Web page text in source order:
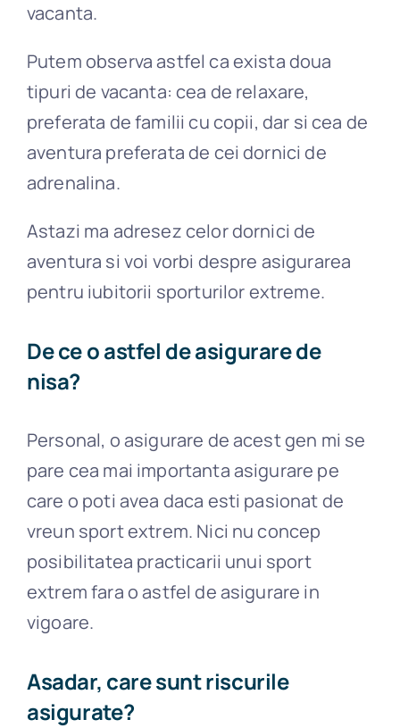
vacanta.
Putem observa astfel ca exista doua
tipuri de vacanta: cea de relaxare,
preferata de familii cu copii, dar si cea de
aventura preferata de cei dornici de
adrenalina.
Astazi ma adresez celor dornici de
aventura si voi vorbi despre asigurarea
pentru iubitorii sporturilor extreme.
De ce o astfel de asigurare de
nisa?
Personal, o asigurare de acest gen mi se
pare cea mai importanta asigurare pe
care o poti avea daca esti pasionat de
vreun sport extrem. Nici nu concep
posibilitatea practicarii unui sport
extrem fara o astfel de asigurare in
vigoare.
Asadar, care sunt riscurile
asigurate?